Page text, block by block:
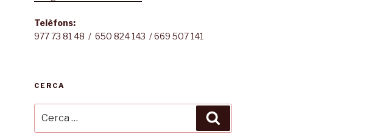
Telèfons:
977 73 81 48 / 650 824 143 / 669 507 141
CERCA